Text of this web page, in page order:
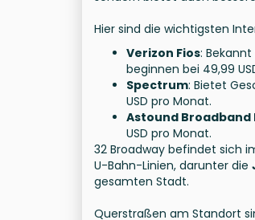
Hier sind die wichtigsten
Verizon Fios:
beginnen bei 49,99
Spectrum: Bietet
USD pro Monat.
Astound Broadband
USD pro Monat.
32 Broadway befindet sich
U-Bahn-Linien, darunter die
gesamten Stadt.
Querstraßen am Standort